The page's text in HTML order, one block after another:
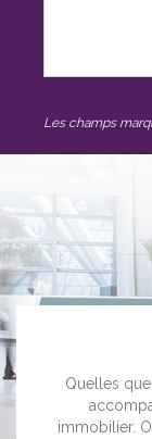
Les champs
Quelles
immobilier.